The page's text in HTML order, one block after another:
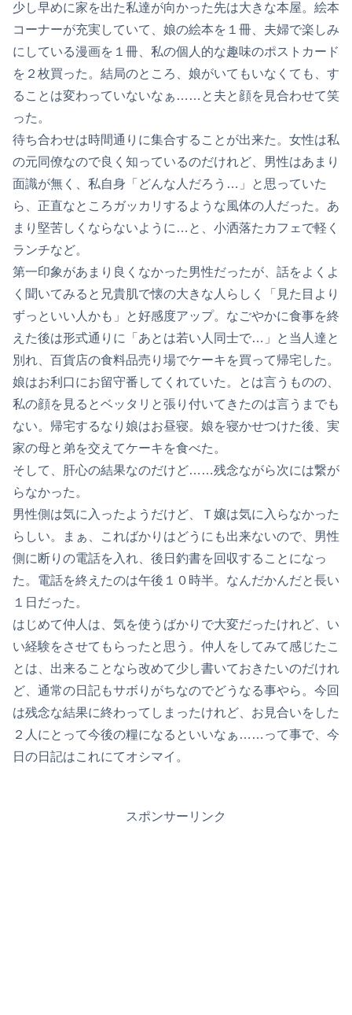
少し早めに家を出た私達が向かった先は大きな本屋。絵本
コーナーが充実していて、娘の絵本を１冊、夫婦で楽しみ
にしている漫画を１冊、私の個人的な趣味のポストカード
を２枚買った。結局のところ、娘がいてもいなくても、す
ることは変わっていないなぁ……と夫と顔を見合わせて笑
った。
待ち合わせは時間通りに集合することが出来た。女性は私
の元同僚なので良く知っているのだけれど、男性はあまり
面識が無く、私自身「どんな人だろう…」と思っていた
ら、正直なところガッカリするような風体の人だった。あ
まり堅苦しくならないように…と、小洒落たカフェで軽く
ランチなど。
第一印象があまり良くなかった男性だったが、話をよくよ
く聞いてみると兄貴肌で懐の大きな人らしく「見た目より
ずっといい人かも」と好感度アップ。なごやかに食事を終
えた後は形式通りに「あとは若い人同士で…」と当人達と
別れ、百貨店の食料品売り場でケーキを買って帰宅した。
娘はお利口にお留守番してくれていた。とは言うものの、
私の顔を見るとベッタリと張り付いてきたのは言うまでも
ない。帰宅するなり娘はお昼寝。娘を寝かせつけた後、実
家の母と弟を交えてケーキを食べた。
そして、肝心の結果なのだけど……残念ながら次には繋が
らなかった。
男性側は気に入ったようだけど、Ｔ嬢は気に入らなかった
らしい。まぁ、こればかりはどうにも出来ないので、男性
側に断りの電話を入れ、後日釣書を回収することになっ
た。電話を終えたのは午後１０時半。なんだかんだと長い
１日だった。
はじめて仲人は、気を使うばかりで大変だったけれど、い
い経験をさせてもらったと思う。仲人をしてみて感じたこ
とは、出来ることなら改めて少し書いておきたいのだけれ
ど、通常の日記もサボりがちなのでどうなる事やら。今回
は残念な結果に終わってしまったけれど、お見合いをした
２人にとって今後の糧になるといいなぁ……って事で、今
日の日記はこれにてオシマイ。
スポンサーリンク